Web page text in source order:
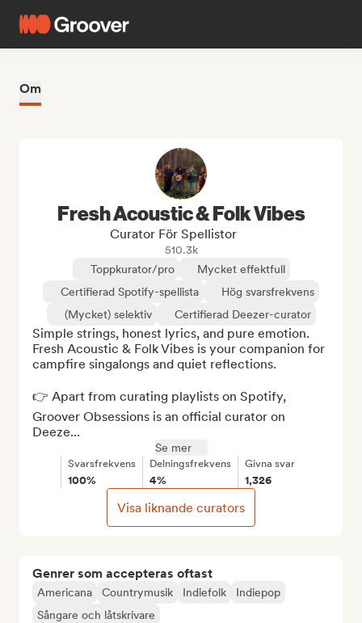
Om
Genrer som accepteras oftast
Americana Countrymusik Indiefolk
Indiepop
Sångare och låtskrivare
Fresh Acoustic & Folk Vibes
Curator För Spellistor
510.3k
Toppkurator/pro
Mycket effektfull
Certifierad Spotify-spellista
Hög svarsfrekvens
(Mycket) selektiv
Certifierad Deezer-curator
Simple strings, honest lyrics, and pure emotion.
Fresh Acoustic & Folk Vibes is your companion for
campfire singalongs and quiet reflections.
👉 Apart from curating playlists on Spotify,
Groover Obsessions is an official curator on
Deeze...
Se mer
Svarsfrekvens
100%
Delningsfrekvens
4%
Givna svar
1,326
Visa liknande curators